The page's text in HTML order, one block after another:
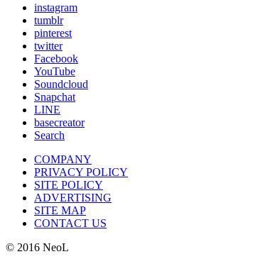
instagram
tumblr
pinterest
twitter
Facebook
YouTube
Soundcloud
Snapchat
LINE
basecreator
Search
COMPANY
PRIVACY POLICY
SITE POLICY
ADVERTISING
SITE MAP
CONTACT US
© 2016 NeoL